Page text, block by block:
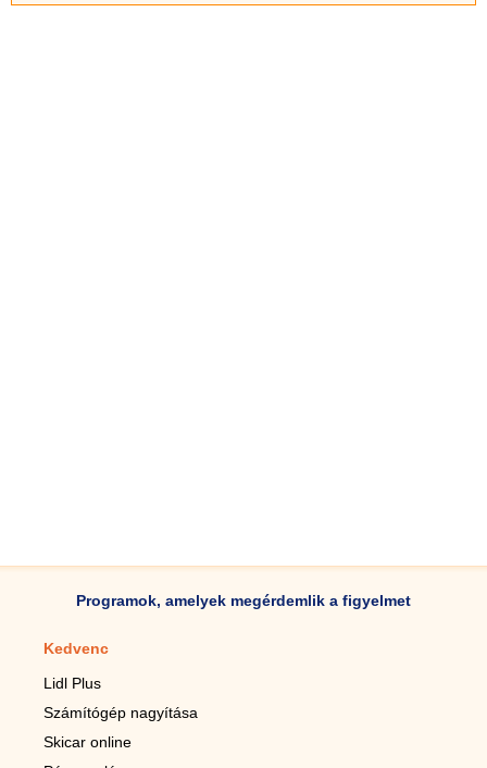
Programok, amelyek megérdemlik a figyelmet
Kedvenc
Lidl Plus
Számítógép nagyítása
Skicar online